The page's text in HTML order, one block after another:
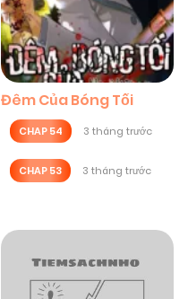
Đêm Của Bóng Tối
CHAP 54 3 tháng trước
CHAP 53 3 tháng trước